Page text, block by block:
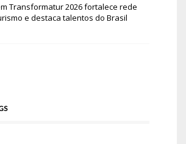
Transformatur 2026 fortalece rede
e destaca talentos do Brasil